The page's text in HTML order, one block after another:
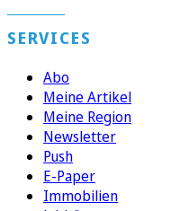
SERVICES
Abo
Meine Artikel
Meine Region
Newsletter
Push
E-Paper
Immobilien